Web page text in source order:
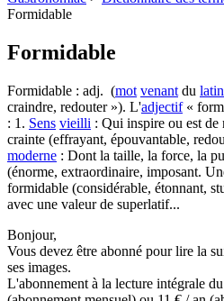
Formidable
Formidable
Formidable : adj. (mot venant du latin
craindre, redouter »). L'adjectif«
: 1. Sens vieilli : Qui inspire ou est de
crainte (effrayant, épouvantable,
moderne : Dont la taille, la force, la
(énorme, extraordinaire, imposant.
formidable (considérable, étonnant,
avec une valeur de superlatif...
Bonjour,
Vous devez être abonné pour lire la
ses images.
L'abonnement à la lecture intégrale